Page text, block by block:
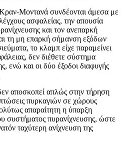
Μοντανά συνδέονται άμεσα με
ασφαλείας, την απουσία
και τον ανεπαρκή
τη μη επαρκή σήμανση εξόδων
το κλαμπ είχε παραμείνει
δεν διέθετε σύστημα
ενώ και οι δύο έξοδοι διαφυγής
αποσκοπεί απλώς στην τήρηση
πυρκαγιών σε χώρους
απαραίτητη η ύπαρξη
συστήματος πυρανίχνευσης, ώστε
ταχύτερη ανίχνευση της